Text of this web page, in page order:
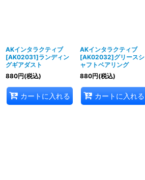
AKインタラクティブ
[AK02031]ランディン
グギアダスト
880円(税込)
カートに入れる
AKインタラクティブ
[AK02032]グリースシ
ャフトベアリング
880円(税込)
カートに入れる